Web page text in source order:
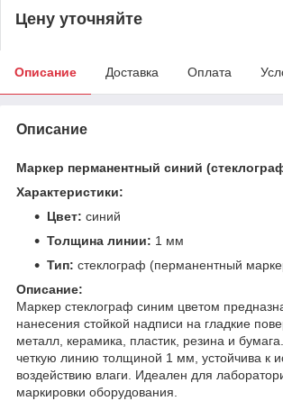
Цену уточняйте
Описание Доставка Оплата
Описание
Маркер перманентный синий
Характеристики:
Цвет: синий
Толщина линии: 1 мм
Тип: стеклограф (перманентный
Описание:
Маркер стеклограф синим цветом
нанесения стойкой надписи на гладкие
металл, керамика, пластик, резина и
четкую линию толщиной 1 мм, устойчива к
воздействию влаги. Идеален для
маркировки оборудования.